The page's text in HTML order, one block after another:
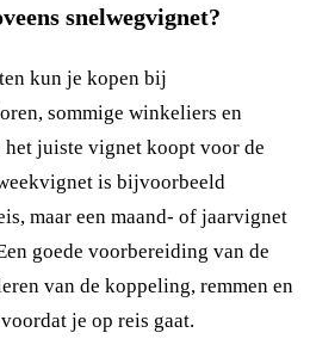
snelwegvignet?
kun je kopen bij
sommige winkeliers en
juiste vignet koopt voor de
is bijvoorbeeld
maar een maand- of jaarvignet
goede voorbereiding van de
van de koppeling, remmen en
je op reis gaat.